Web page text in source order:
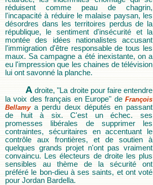
réduisent comme peau de chagrin,
l'incapacité à réduire le malaise paysan, les
désordres dans les territoires perdus de la
république, le sentiment d'insécurité et la
montée des idées nationalistes accusant
l'immigration d'être responsable de tous les
maux. Sa campagne a été inexistante, on a
eu l'impression que les chaines de télévision
lui ont savonné la planche.
A droite, "La droite pour faire entendre
la voix des français en Europe" de François
Bellamya perdu deux députés en passant
de huit à six. C'est un échec. ses
promesses libérales de supprimer les
contraintes, sécuritaires en accentuant le
contrôle aux frontières, et de soutien à
quelques grands projet n'ont pas vraiment
convaincu. Les électeurs de droite les plus
sensibles au thème de la sécurité ont
préféré le bon-dieu à ses saints, et ont voté
pour Jordan Bardella.